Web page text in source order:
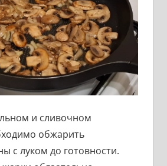
и сливочном
обжарить
с луком до готовности.